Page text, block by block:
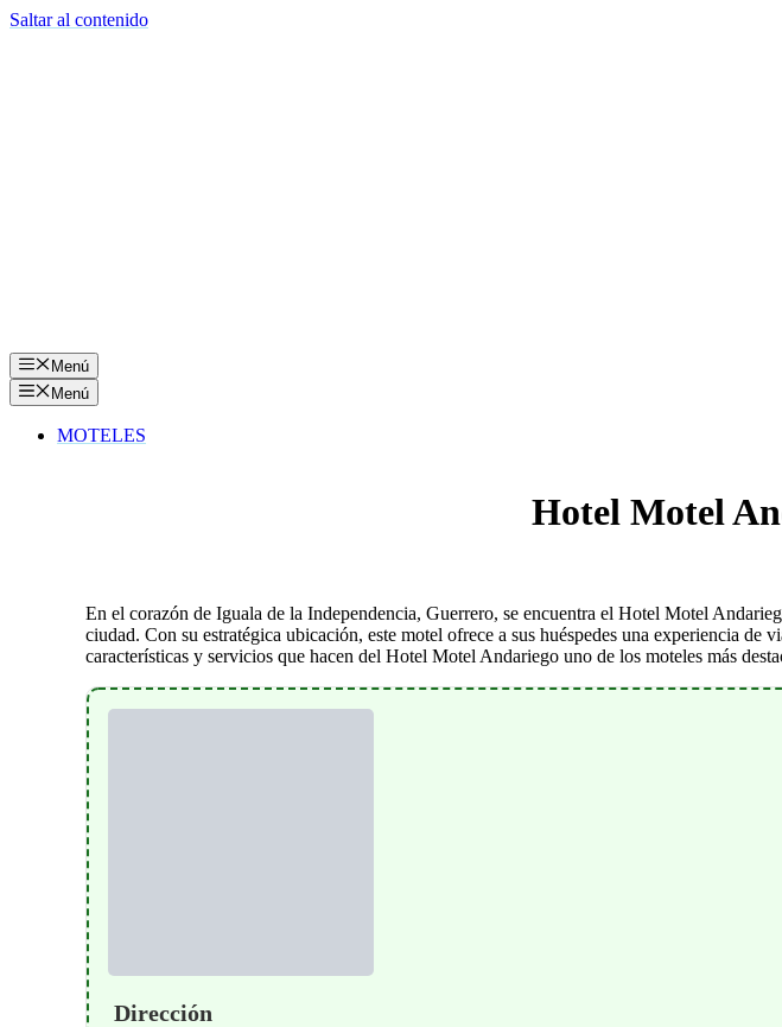
Saltar al contenido
Menú
Menú
MOTELES
Hotel Motel
En el corazón de Iguala de la Independencia, Guerrero, se encuentra el Hotel Motel
ciudad. Con su estratégica ubicación, este motel ofrece a sus huéspedes una experiencia
características y servicios que hacen del Hotel Motel Andariego uno de los moteles más
Dirección